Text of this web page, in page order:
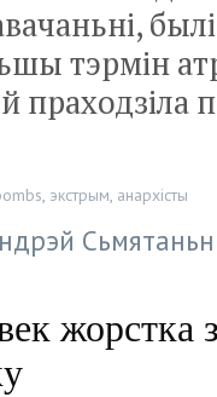
тэрмін
праходзіла
, экстрым, анархісты
жорстка